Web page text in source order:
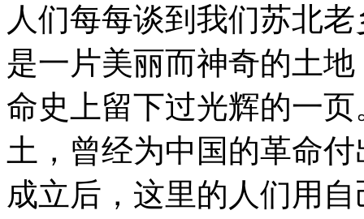
人们每每谈到我们苏北
是一片美丽而神奇的土
命史上留下过光辉的一
土，曾经为中国的革命
成立后，这里的人们用